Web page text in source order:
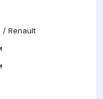
/ Renault